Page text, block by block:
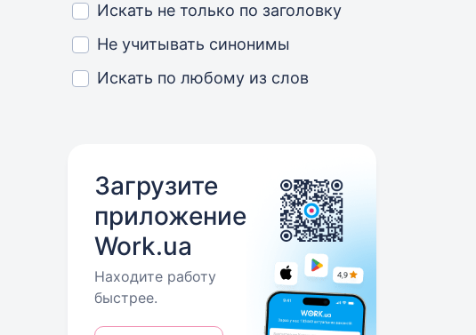
Искать не только по заголовку
Не учитывать синонимы
Искать по любому из слов
Загрузите
приложение
Work.ua
Находите работу
быстрее.